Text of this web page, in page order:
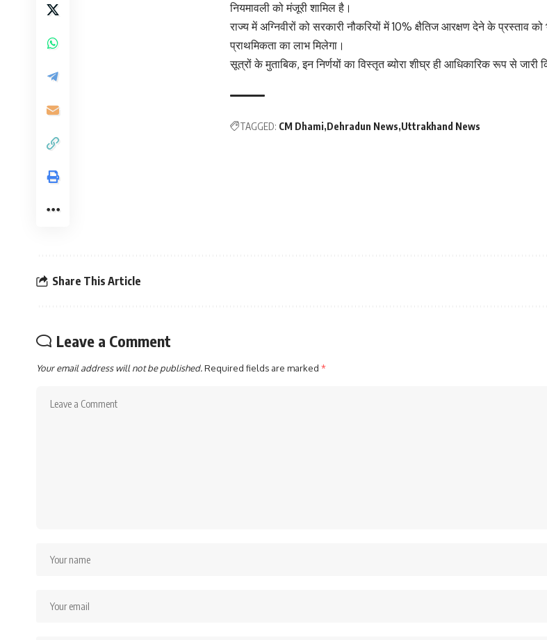
नियमावली को मंजूरी शामिल है।
राज्य में अग्निवीरों को सरकारी नौकरियों में 10% क्षैतिज आरक्षण देने के प्रस्ताव
प्राथमिकता का लाभ मिलेगा।
सूत्रों के मुताबिक, इन निर्णयों का विस्तृत ब्योरा शीघ्र ही आधिकारिक रूप से जारी
TAGGED: CM Dhami Dehradun News Uttrakhand News
Share This Article
Leave a Comment
Your email address will not be published.Required fields are marked *